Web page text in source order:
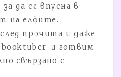
да се впусна в
на елфите.
прочита и даже
booktuber-и готвим
свързано с